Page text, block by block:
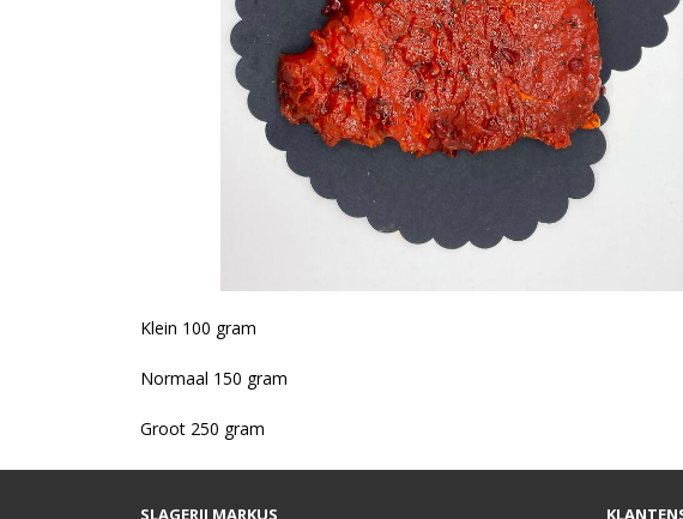
Klein 100 gram
Normaal 150 gram
Groot 250 gram
SLAGERIJ MARKUS